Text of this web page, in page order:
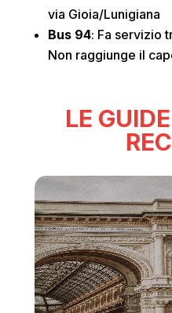
via Gioia/Lunigiana
Bus 94: Fa servizio
Non raggiunge il
LE